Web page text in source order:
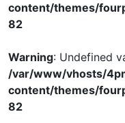
content/themes/
82
Warning: Undefined
/var/www/vhosts/
content/themes/
82